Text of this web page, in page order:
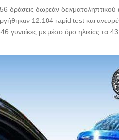
δωρεάν δειγματοληπτικού
12.184 rapid test και
γυναίκες με μέσο όρο ηλικίας τα